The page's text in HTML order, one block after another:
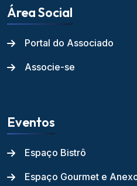
Área Social
Portal do Associado
Associe-se
Eventos
Espaço Bistrô
Espaço Gourmet e